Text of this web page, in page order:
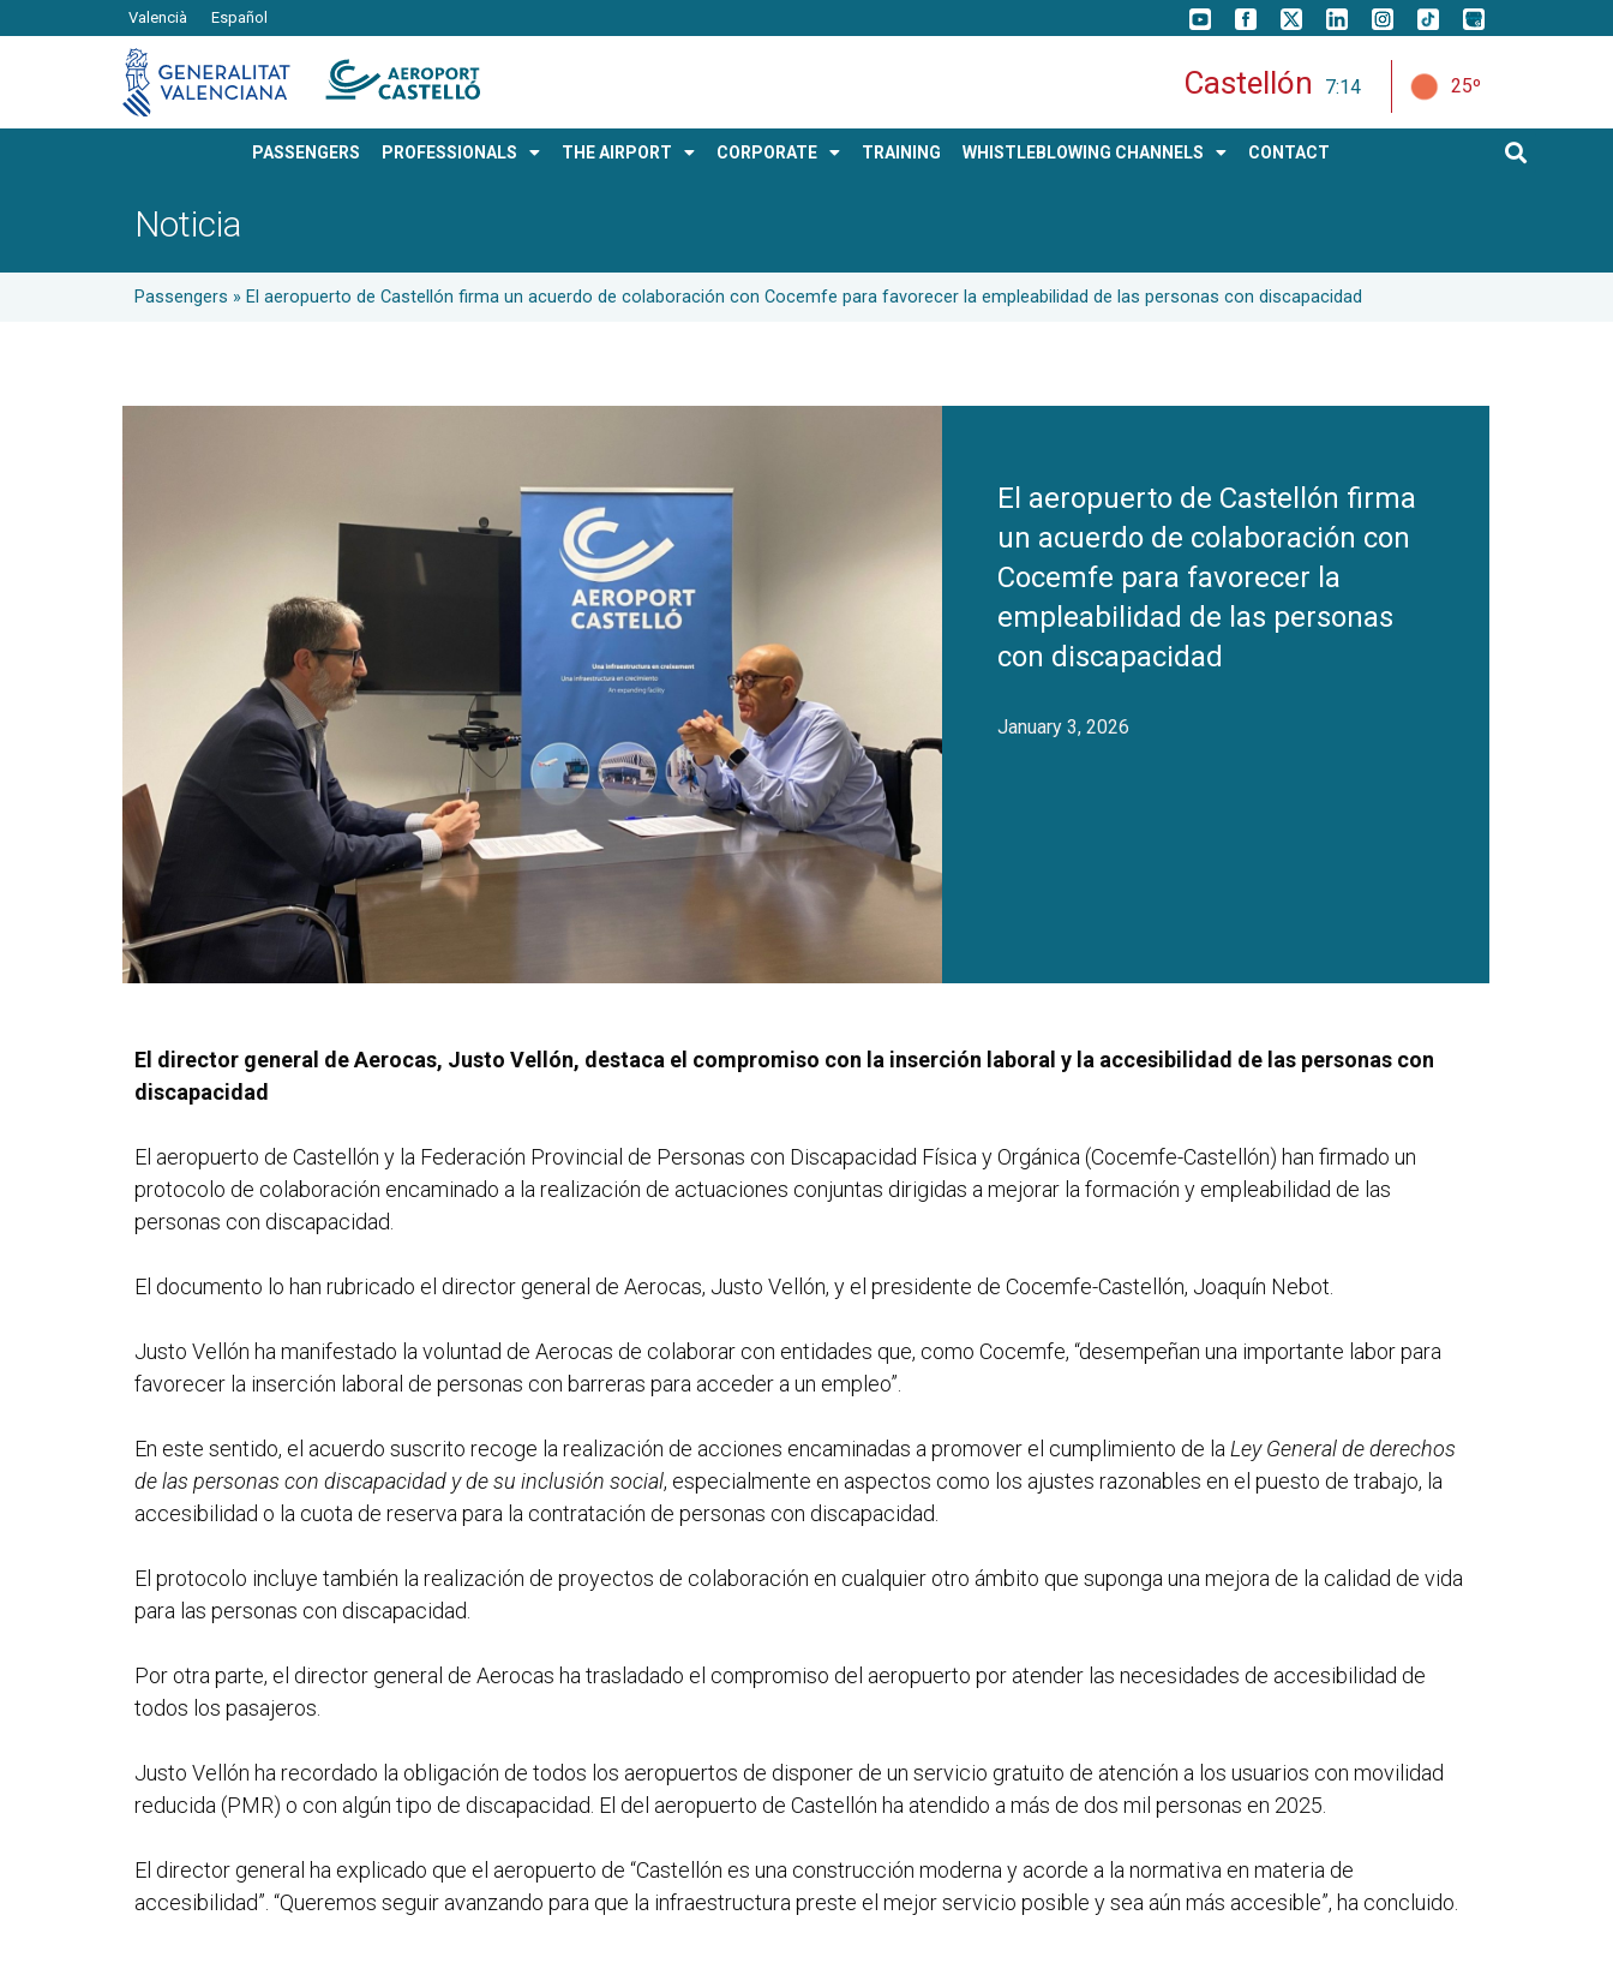
Valencià Español
Castellón 7:14 25º
PASSENGERS PROFESSIONALS THE AIRPORT CORPORATE TRAINING WHISTLEBLOWING CHANNELS CONTACT
Noticia
Passengers » El aeropuerto de Castellón firma un acuerdo de colaboración con Cocemfe para favorecer la empleabilidad de las personas con discapacidad
El aeropuerto de Castellón firma
un acuerdo de colaboración con
Cocemfe para favorecer la
empleabilidad de las personas
con discapacidad
January 3, 2026
El director general de Aerocas, Justo Vellón, destaca el compromiso con la inserción laboral y la accesibilidad de las personas con
discapacidad
El aeropuerto de Castellón y la Federación Provincial de Personas con Discapacidad Física y Orgánica (Cocemfe-Castellón) han firmado un
protocolo de colaboración encaminado a la realización de actuaciones conjuntas dirigidas a mejorar la formación y empleabilidad de las
personas con discapacidad.
El documento lo han rubricado el director general de Aerocas, Justo Vellón, y el presidente de Cocemfe-Castellón, Joaquín Nebot.
Justo Vellón ha manifestado la voluntad de Aerocas de colaborar con entidades que, como Cocemfe, “desempeñan una importante labor para
favorecer la inserción laboral de personas con barreras para acceder a un empleo”.
En este sentido, el acuerdo suscrito recoge la realización de acciones encaminadas a promover el cumplimiento de la Ley General de derechos
de las personas con discapacidad y de su inclusión social, especialmente en aspectos como los ajustes razonables en el puesto de trabajo, la
accesibilidad o la cuota de reserva para la contratación de personas con discapacidad.
El protocolo incluye también la realización de proyectos de colaboración en cualquier otro ámbito que suponga una mejora de la calidad de vida
para las personas con discapacidad.
Por otra parte, el director general de Aerocas ha trasladado el compromiso del aeropuerto por atender las necesidades de accesibilidad de
todos los pasajeros.
Justo Vellón ha recordado la obligación de todos los aeropuertos de disponer de un servicio gratuito de atención a los usuarios con movilidad
reducida (PMR) o con algún tipo de discapacidad. El del aeropuerto de Castellón ha atendido a más de dos mil personas en 2025.
El director general ha explicado que el aeropuerto de “Castellón es una construcción moderna y acorde a la normativa en materia de
accesibilidad”. “Queremos seguir avanzando para que la infraestructura preste el mejor servicio posible y sea aún más accesible”, ha concluido.